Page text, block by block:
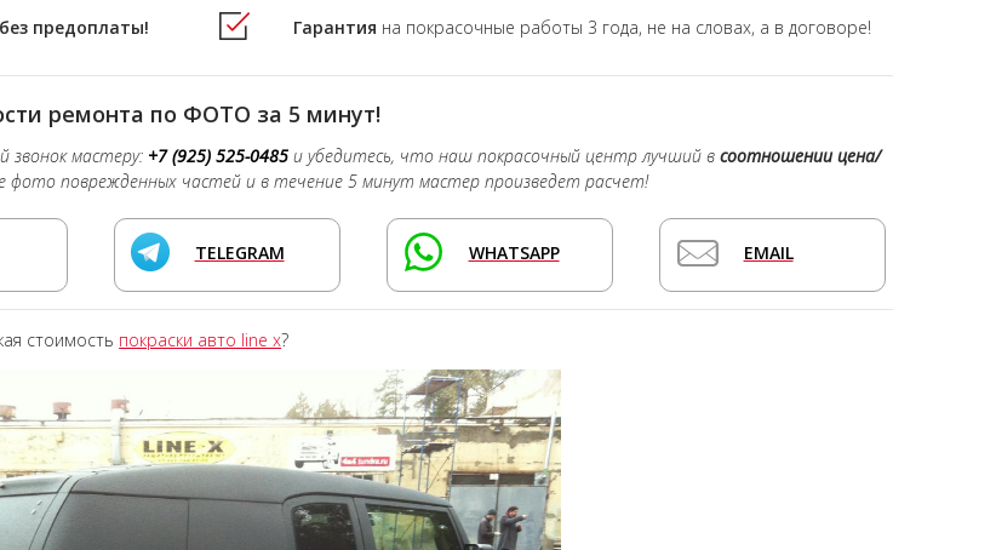
без предоплаты! Гарантия на покрасочные работы 3 года, не на словах, а в договоре!
ремонта по ФОТО за 5 минут!
звонок мастеру: +7 (925) 525-0485 и убедитесь, что наш покрасочный центр лучший всоотношении цена/
фото поврежденных частей и в течение 5 минут мастер произведет расчет!
TELEGRAM WHATSAPP EMAIL
стоимость покраски авто line x?